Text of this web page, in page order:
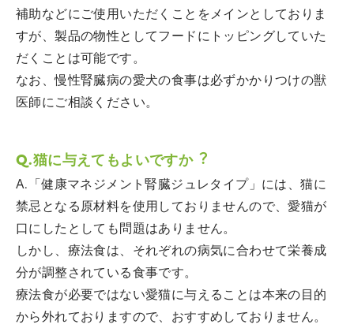
補助などにご使用いただくことをメインとしておりま
すが、製品の物性としてフードにトッピングしていた
だくことは可能です。
なお、慢性腎臓病の愛犬の食事は必ずかかりつけの獣
医師にご相談ください。
Q.猫に与えてもよいですか︖
A.「健康マネジメント腎臓ジュレタイプ」には、猫に
禁忌となる原材料を使用しておりませんので、愛猫が
口にしたとしても問題はありません。
しかし、療法食は、それぞれの病気に合わせて栄養成
分が調整されている食事です。
療法食が必要ではない愛猫に与えることは本来の目的
から外れておりますので、おすすめしておりません。